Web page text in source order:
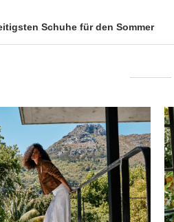
Schuhe für den Sommer